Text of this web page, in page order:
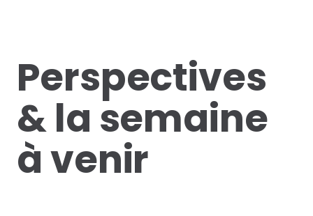
Perspectives
& la semaine
à venir